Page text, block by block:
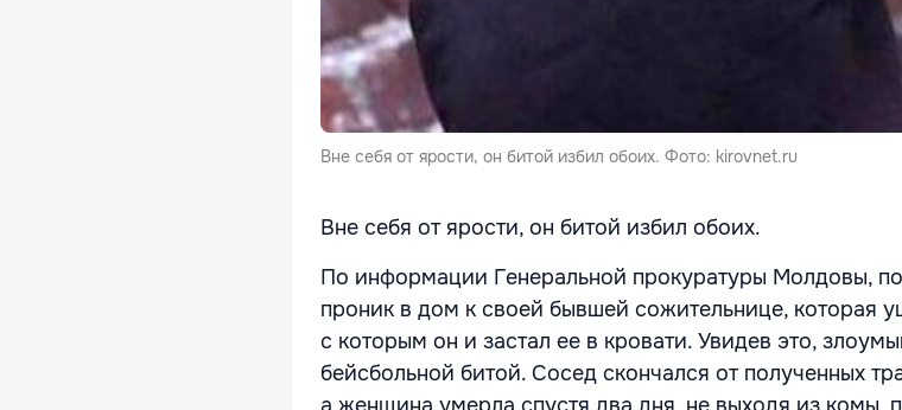
Вне себя от ярости, он битой избил обоих. Фото: kirovnet.ru
Вне себя от ярости, он битой избил обоих.
По информации Генеральной прокуратуры Молдовы,
проник в дом к своей бывшей сожительнице, которая
с которым он и застал ее в кровати. Увидев это,
бейсбольной битой. Сосед скончался от полученных